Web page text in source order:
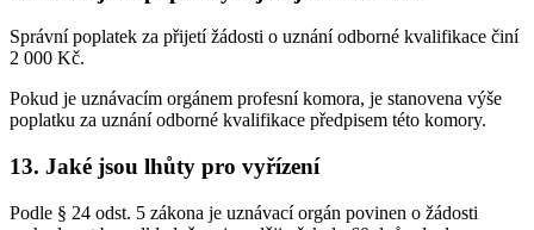
Správní poplatek za přijetí žádosti o uznání odborné kvalifikace činí
2 000 Kč.
Pokud je uznávacím orgánem profesní komora, je stanovena výše
poplatku za uznání odborné kvalifikace předpisem této komory.
13. Jaké jsou lhůty pro vyřízení
Podle § 24 odst. 5 zákona je uznávací orgán povinen o žádosti